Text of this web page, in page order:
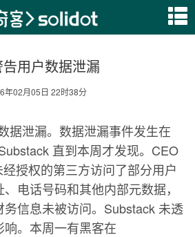
用户数据泄漏
年02月05日 22时38分
据泄漏。数据泄漏事件发生在
直到本周才发现。CEO
授权的第三方访问了部分用户
电话号码和其他内部元数据，
信息未被访问。Substack 未透
。本周一有黑客在